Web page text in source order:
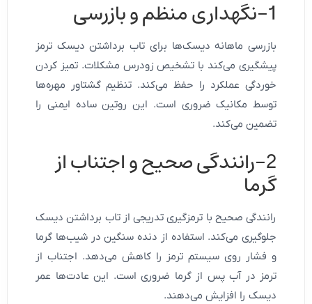
1-نگهداری منظم و بازرسی
بازرسی ماهانه دیسک‌ها برای تاب برداشتن دیسک ترمز
پیشگیری می‌کند با تشخیص زودرس مشکلات. تمیز کردن
خوردگی عملکرد را حفظ می‌کند. تنظیم گشتاور مهره‌ها
توسط مکانیک ضروری است. این روتین ساده ایمنی را
تضمین می‌کند.
2-رانندگی صحیح و اجتناب از
گرما
رانندگی صحیح با ترمزگیری تدریجی از تاب برداشتن دیسک
جلوگیری می‌کند. استفاده از دنده سنگین در شیب‌ها گرما
و فشار روی سیستم ترمز را کاهش می‌دهد. اجتناب از
ترمز در آب پس از گرما ضروری است. این عادت‌ها عمر
دیسک را افزایش می‌دهند.